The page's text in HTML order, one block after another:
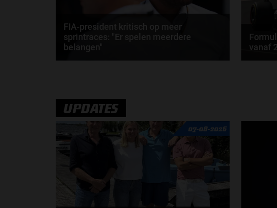
FIA-president kritisch op meer
sprintraces: "Er spelen meerdere
belangen"
doorBjörn Smit
vanaf
Sinds
UPDATES
07-08-2026